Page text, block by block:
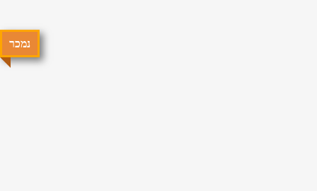
נמכר